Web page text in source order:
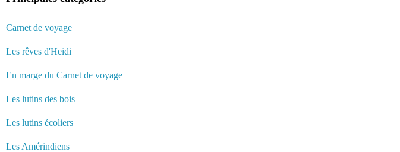
Carnet de voyage
Les rêves d'Heidi
En marge du Carnet de voyage
Les lutins des bois
Les lutins écoliers
Les Amérindiens